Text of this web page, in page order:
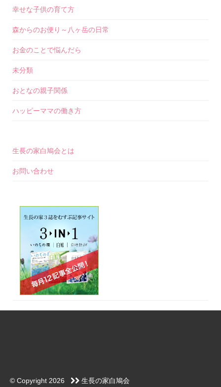
幸せな子供の育て方
森からのお便り～八ヶ岳の日常
お金のことで悩んだら
未分類
おとなの親子関係
ハッピーママの働き方
生長の家白鳩会とは
お問い合わせ
© Copyright 2026 生長の家白鳩会